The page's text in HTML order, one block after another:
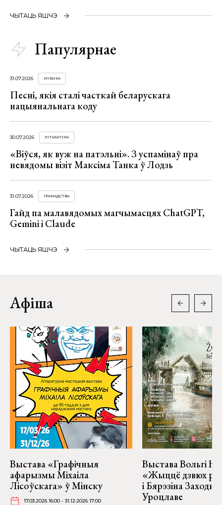
ЧЫТАЦЬ ЯШЧЭ
Папулярнае
31.07.2026 МУЗЫКА
Песні, якія сталі часткай беларускага
нацыянальнага коду
30.07.2026 ЛІТАРАТУРА
«Віўся, як вуж на патэльні». З успамінаў пра
невядомы візіт Максіма Танка ў Лодзь
31.07.2026 ГРАМАДСТВА
Гайд па малавядомых магчымасцях ChatGPT,
Gemini і Claude
ЧЫТАЦЬ ЯШЧЭ
Афіша
Выстава «Графічныя
афарызмы Міхаіла
Лісоўскага» ў Мінску
17.03.2026 16:00 - 31.12.2026 17:00
Выстава Вольгі
«Жыццё дзвюх
і Бярэзіна
Уроцлаве